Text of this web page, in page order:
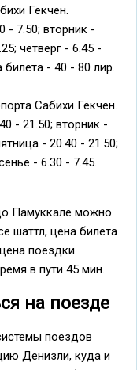
Гёкчен.
- 7.50; вторник -
четверг - 6.45 -
билета - 40 - 80 лир.
Сабихи Гёкчен.
- 21.50; вторник -
- 20.40 - 21.50;
- 6.30 - 7.45.
Памуккале можно
шаттл, цена билета
поездки
в пути 45 мин.
на поезде
поездов
Денизли, куда и